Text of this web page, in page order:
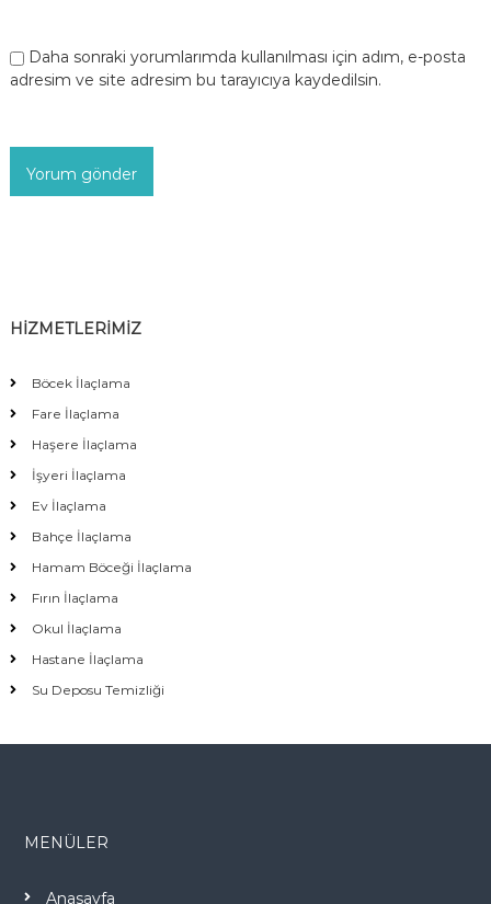
Daha sonraki yorumlarımda kullanılması için adım, e-posta
adresim ve site adresim bu tarayıcıya kaydedilsin.
HİZMETLERİMİZ
Böcek İlaçlama
Fare İlaçlama
Haşere İlaçlama
İşyeri İlaçlama
Ev İlaçlama
Bahçe İlaçlama
Hamam Böceği İlaçlama
Fırın İlaçlama
Okul İlaçlama
Hastane İlaçlama
Su Deposu Temizliği
MENÜLER
Anasayfa